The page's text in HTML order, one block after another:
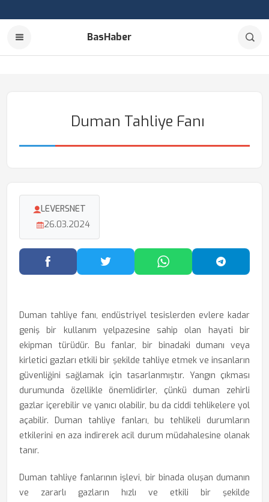
BasHaber
Duman Tahliye Fanı
LEVERSNET
26.03.2024
Facebook'ta PaylaşTwitter'da PaylaşWhatsApp'ta Paylaş
Duman tahliye fanı, endüstriyel tesislerden evlere kadar
geniş bir kullanım yelpazesine sahip olan hayati bir
ekipman türüdür. Bu fanlar, bir binadaki dumanı veya
kirletici gazları etkili bir şekilde tahliye etmek ve insanların
güvenliğini sağlamak için tasarlanmıştır. Yangın çıkması
durumunda özellikle önemlidirler, çünkü duman zehirli
gazlar içerebilir ve yanıcı olabilir, bu da ciddi tehlikelere yol
açabilir. Duman tahliye fanları, bu tehlikeli durumların
etkilerini en aza indirerek acil durum müdahalesine olanak
tanır.
Duman tahliye fanlarının işlevi, bir binada oluşan dumanın
ve zararlı gazların hızlı ve etkili bir şekilde